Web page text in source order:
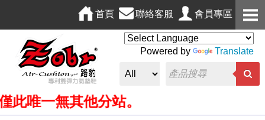
會員專區
聯絡客服
首頁
Powered by Translate
其他分站。